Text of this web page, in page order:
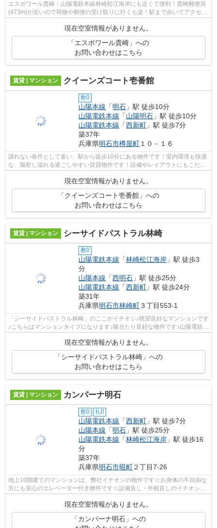
エスポワール貴崎：山陽電鉄本線林崎松江海岸にも近くて便利！貴崎郵便局
(473m)が近いので荷物や郵便の受け取りに行くも楽！駅まで歩いてアクセス
現在空室情報がありません。
「エスポワール貴崎」への
お問い合わせはこちら
賃貸 | マンション クイーンズコート壱番館
敷0
山陽本線 「明石 」駅 徒歩10分
山陽電鉄本線 「山陽明石 」駅 徒歩10分
山陽電鉄本線 「西新町 」駅 徒歩7分
築37年
兵庫県明石市樽屋町 １０－１６
譲れない条件として多い、駅から徒歩10分にある物件です！室内環境も快適
な、陽射し溢れる過ごしやすい賃貸物件です！設備やレイアウトにもこだわ
現在空室情報がありません。
「クイーンズコート壱番館」への
お問い合わせはこちら
賃貸 | マンション シーサイドパストラル林崎
敷0
山陽電鉄本線 「林崎松江海岸 」駅 徒歩3
分
山陽本線 「西明石 」駅 徒歩25分
山陽電鉄本線 「西新町 」駅 徒歩24分
築31年
兵庫県明石市林崎町３丁目553-1
「シーサイドパストラル林崎」のここがイチオシ♪眺望良好なマンションです
♪こちらはマンションタイプになります♪陽当たり良好な物件です♪山陽電鉄本
線林崎松江海岸をよくご利用される...
現在空室情報がありません。
「シーサイドパストラル林崎」への
お問い合わせはこちら
賃貸 | マンション カンパーナ明石
敷0 礼0
山陽電鉄本線 「西新町 」駅 徒歩7分
山陽本線 「明石 」駅 徒歩25分
山陽電鉄本線 「林崎松江海岸 」駅 徒歩16
分
築37年
兵庫県明石市硯町２丁目7-26
地上10階建てのマンションは、弊社イチオシの物件です☆お身体の不自由な
方にも安心のエレベーター付き物件です☆設備良し・外観良しのイチオシの
現在空室情報がありません。
「カンパーナ明石」への